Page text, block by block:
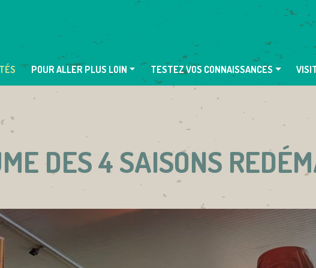
POUR ALLER PLUS LOIN TESTEZ VOS CONNAISSANCES
DES 4 SAISONS